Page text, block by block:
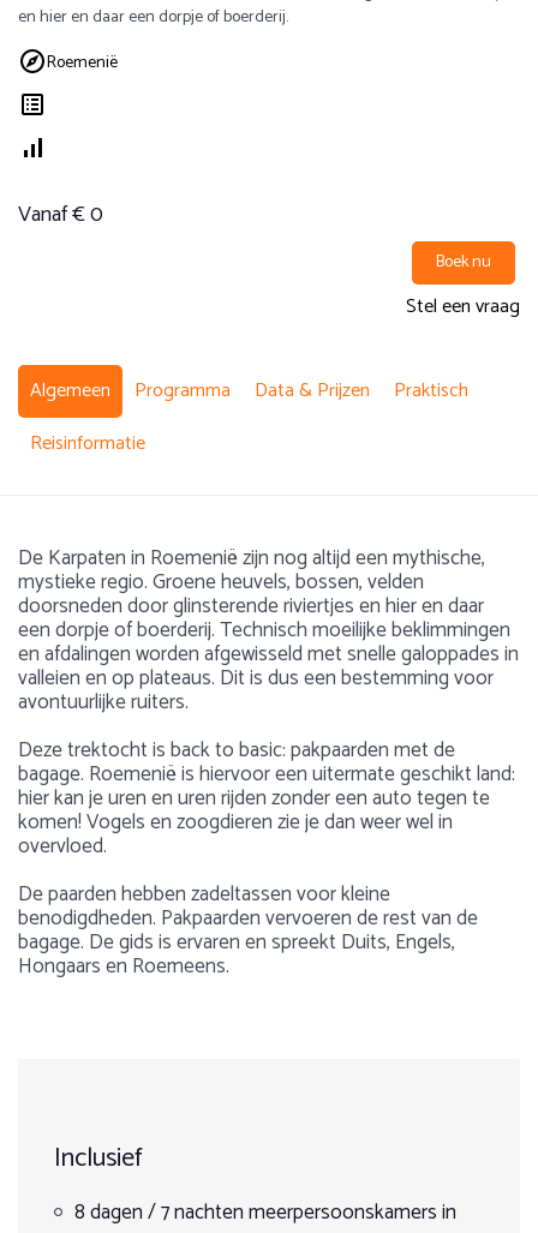
en hier en daar een dorpje of boerderij.
Roemenië
Vanaf € 0
Boek nu
Stel een vraag
Algemeen Programma Data & Prijzen
Praktisch
Reisinformatie
De Karpaten in Roemenië zijn nog altijd een mythische,
mystieke regio. Groene heuvels, bossen, velden
doorsneden door glinsterende riviertjes en hier en daar
een dorpje of boerderij. Technisch moeilijke beklimmingen
en afdalingen worden afgewisseld met snelle galoppades in
valleien en op plateaus. Dit is dus een bestemming voor
avontuurlijke ruiters.
Deze trektocht is back to basic: pakpaarden met de
bagage. Roemenië is hiervoor een uitermate geschikt land:
hier kan je uren en uren rijden zonder een auto tegen te
komen! Vogels en zoogdieren zie je dan weer wel in
overvloed.
De paarden hebben zadeltassen voor kleine
benodigdheden. Pakpaarden vervoeren de rest van de
bagage. De gids is ervaren en spreekt Duits, Engels,
Hongaars en Roemeens.
in het woud, op een idyllische plek met uitzicht op de
bergen. Het van stroom verstoken onderkomen is
eenvoudig, maar comfortabel. De buitendouche in het
woud zorgt voor een bijzondere douche-ervaring.
Geen startdata
de ongerepte en kostbare berglandschappen zien. De
heuvelruggen en bergen worden bedekt door uitgestrekte,
leistenen rotsformaties zorgen voor een dramatisch effect.
Inclusief
8 dagen / 7 nachten meerpersoonskamers in